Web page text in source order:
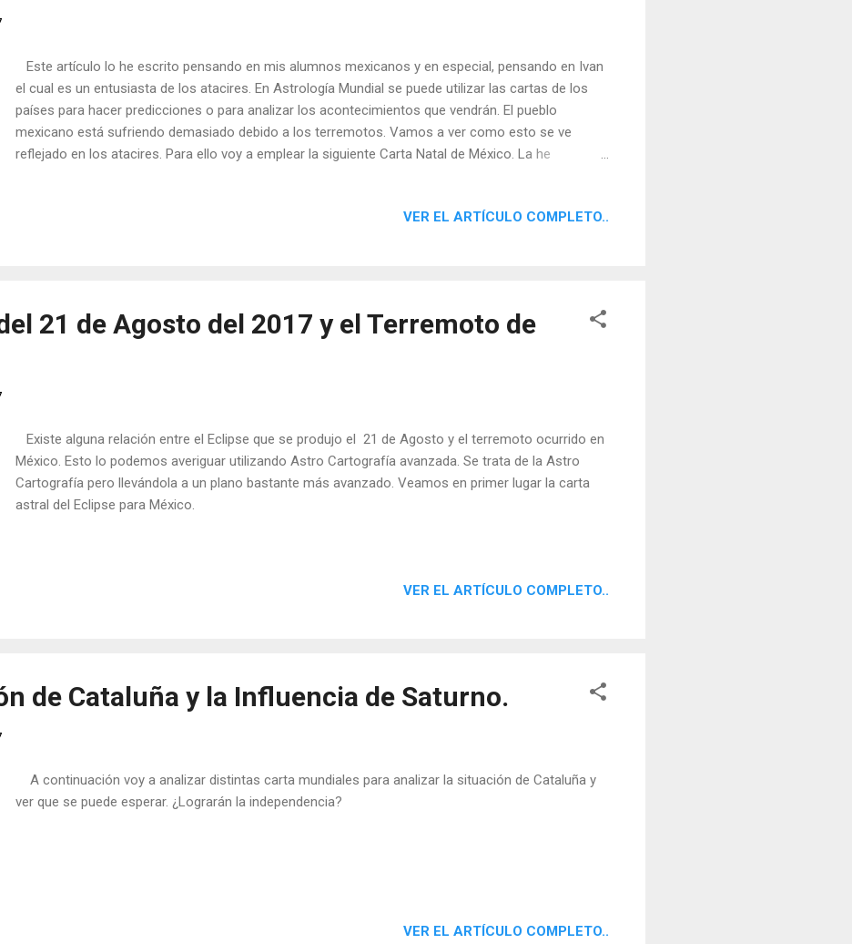
Este artículo lo he escrito pensando en mis alumnos mexicanos y en especial, pensando en Ivan
el cual es un entusiasta de los atacires. En Astrología Mundial se puede utilizar las cartas de los
países para hacer predicciones o para analizar los acontecimientos que vendrán. El pueblo
mexicano está sufriendo demasiado debido a los terremotos. Vamos a ver como esto se ve
reflejado en los atacires. Para ello voy a emplear la siguiente Carta Natal de México. La he
VER EL ARTÍCULO COMPLETO..
21 de Agosto del 2017 y el Terremoto de
Existe alguna relación entre el Eclipse que se produjo el 21 de Agosto y el terremoto ocurrido en
México. Esto lo podemos averiguar utilizando Astro Cartografía avanzada. Se trata de la Astro
Cartografía pero llevándola a un plano bastante más avanzado. Veamos en primer lugar la carta
astral del Eclipse para México.
VER EL ARTÍCULO COMPLETO..
de Cataluña y la Influencia de Saturno.
A continuación voy a analizar distintas carta mundiales para analizar la situación de Cataluña y
ver que se puede esperar. ¿Lograrán la independencia?
VER EL ARTÍCULO COMPLETO..